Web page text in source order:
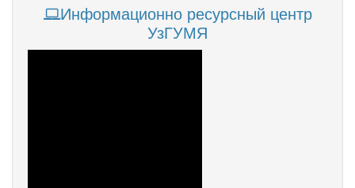
Информационно ресурсный центр
УзГУМЯ